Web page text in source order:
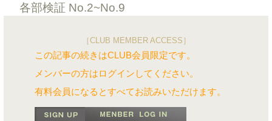
各部検証 No.2~No.9
［CLUB MEMBER ACCESS］
この記事の続きはCLUB会員限定です。
メンバーの方はログインしてください。
有料会員になるとすべてお読みいただけます。